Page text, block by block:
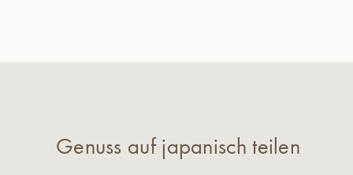
Genuss auf japanisch teilen